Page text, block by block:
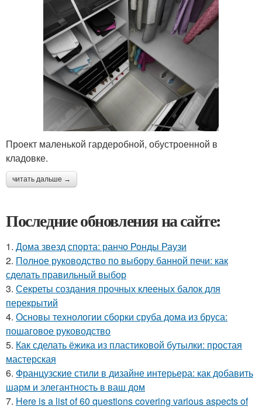
Проект маленькой гардеробной, обустроенной в
кладовке.
читать дальше →
Последние обновления на сайте:
1. Дома звезд спорта: ранчо Ронды Раузи
2. Полное руководство по выбору банной печи: как
сделать правильный выбор
3. Секреты создания прочных клееных балок для
перекрытий
4. Основы технологии сборки сруба дома из бруса:
пошаговое руководство
5. Как сделать ёжика из пластиковой бутылки: простая
мастерская
6. Французские стили в дизайне интерьера: как добавить
шарм и элегантность в ваш дом
7. Here is a list of 60 questions covering various aspects of